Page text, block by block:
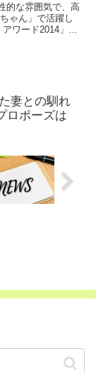
的な雰囲気で、高
ゃん」で活躍し
ワード2014」に
妻との馴れ
ロポーズは